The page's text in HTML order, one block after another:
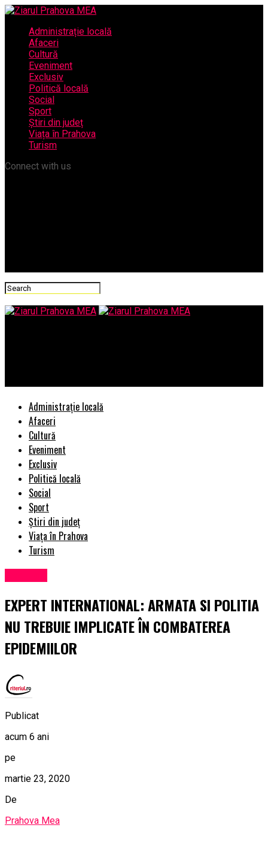
Administrație locală
Afaceri
Cultură
Eveniment
Exclusiv
Politică locală
Social
Sport
Știri din județ
Viața în Prahova
Turism
Connect with us
Administrație locală
Afaceri
Cultură
Eveniment
Exclusiv
Politică locală
Social
Sport
Știri din județ
Viața în Prahova
Turism
EXPERT INTERNATIONAL: ARMATA SI POLITIA
NU TREBUIE IMPLICATE ÎN COMBATEREA
EPIDEMIILOR
Publicat
acum 6 ani
pe
martie 23, 2020
De
Prahova Mea